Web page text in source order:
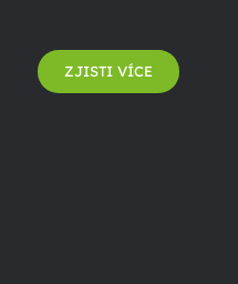
ZJISTI VÍCE